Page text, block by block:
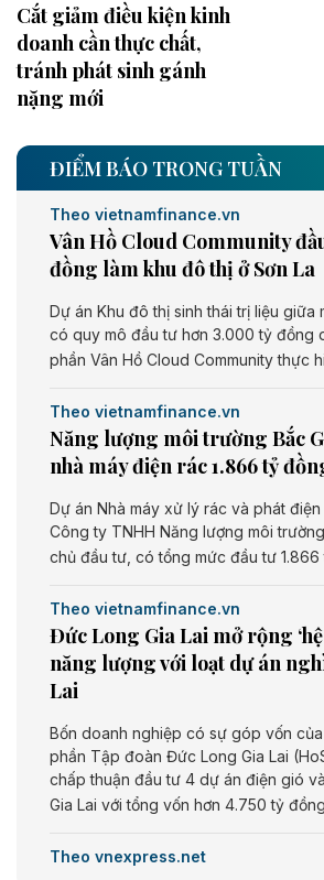
Cắt giảm điều kiện kinh
doanh cần thực chất,
tránh phát sinh gánh
nặng mới
ĐIỂM BÁO TRONG TUẦN
Theo vietnamfinance.vn
Vân Hồ Cloud Community
đồng làm khu đô thị ở Sơn La
Dự án Khu đô thị sinh thái trị liệu giữa
có quy mô đầu tư hơn 3.000 tỷ đồng
phần Vân Hồ Cloud Community thực
Theo vietnamfinance.vn
Năng lượng môi trường Bắc
nhà máy điện rác 1.866 tỷ
Dự án Nhà máy xử lý rác và phát
Công ty TNHH Năng lượng môi
chủ đầu tư, có tổng mức đầu tư 1.866
Theo vietnamfinance.vn
Đức Long Gia Lai mở rộng ‘hệ
năng lượng với loạt dự án
Lai
Bốn doanh nghiệp có sự góp vốn
phần Tập đoàn Đức Long Gia Lai
chấp thuận đầu tư 4 dự án điện gió
Gia Lai với tổng vốn hơn 4.750 tỷ
Theo vnexpress.net